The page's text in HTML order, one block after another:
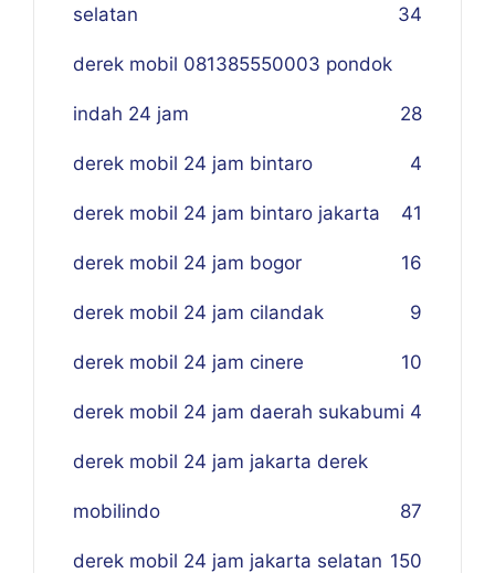
selatan 34
derek mobil 081385550003 pondok
indah 24 jam 28
derek mobil 24 jam bintaro 4
derek mobil 24 jam bintaro jakarta 41
derek mobil 24 jam bogor 16
derek mobil 24 jam cilandak 9
derek mobil 24 jam cinere 10
derek mobil 24 jam daerah sukabumi 4
derek mobil 24 jam jakarta derek
mobilindo 87
derek mobil 24 jam jakarta selatan 150